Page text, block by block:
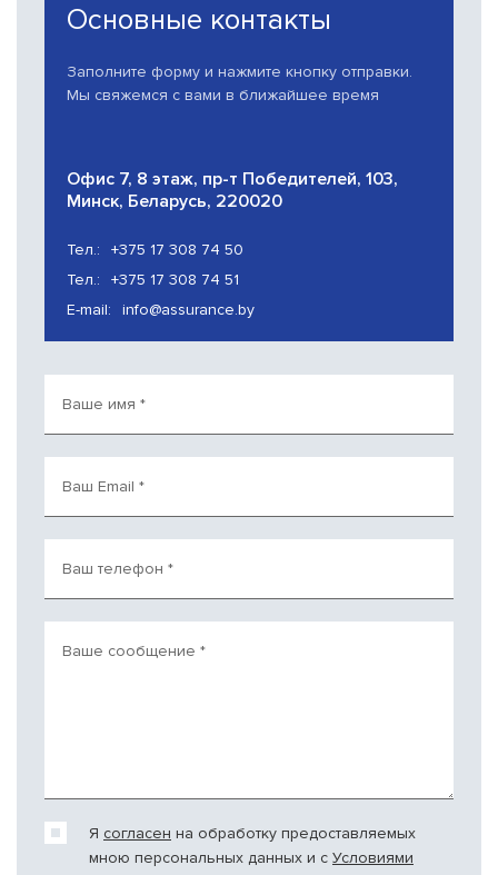
Основные контакты
Заполните форму и нажмите кнопку отправки.
Мы свяжемся с вами в ближайшее время
Офис 7, 8 этаж, пр-т Победителей, 103,
Минск, Беларусь, 220020
Тел.:
+375 17 308 74 50
Тел.:
+375 17 308 74 51
E-mail:
info@assurance.by
Ваше имя *
Ваш Email *
Ваш телефон *
Ваше сообщение *
Я согласен на обработку предоставляемых
мною персональных данных и c Условиями